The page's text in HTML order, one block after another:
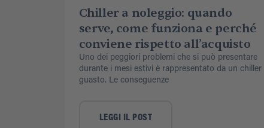
Chiller a noleggio: quando
serve, come funziona e perché
conviene rispetto all’acquisto
Uno dei peggiori problemi che si può presentare
durante i mesi estivi è rappresentato da un chiller
guasto. Le conseguenze
LEGGI IL POST